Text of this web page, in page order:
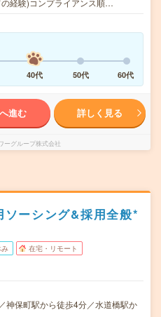
経験)コンプライアンス順…
40代 50代 60代
進む 詳しく見る
ーグループ株式会社
ーシング&採用全般*
み 在宅・リモート
神保町駅から徒歩4分／水道橋駅か